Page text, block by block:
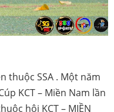
thuộc SSA . Một năm
KCT – Miền Nam lần
hội KCT – MIỀN